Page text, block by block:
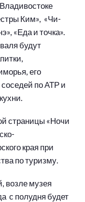
Ким», «Чи-
«Еда и точка».
будут
его
по АТР и
страницы «Ночи
края при
по туризму.
возле музея
с полудня будет